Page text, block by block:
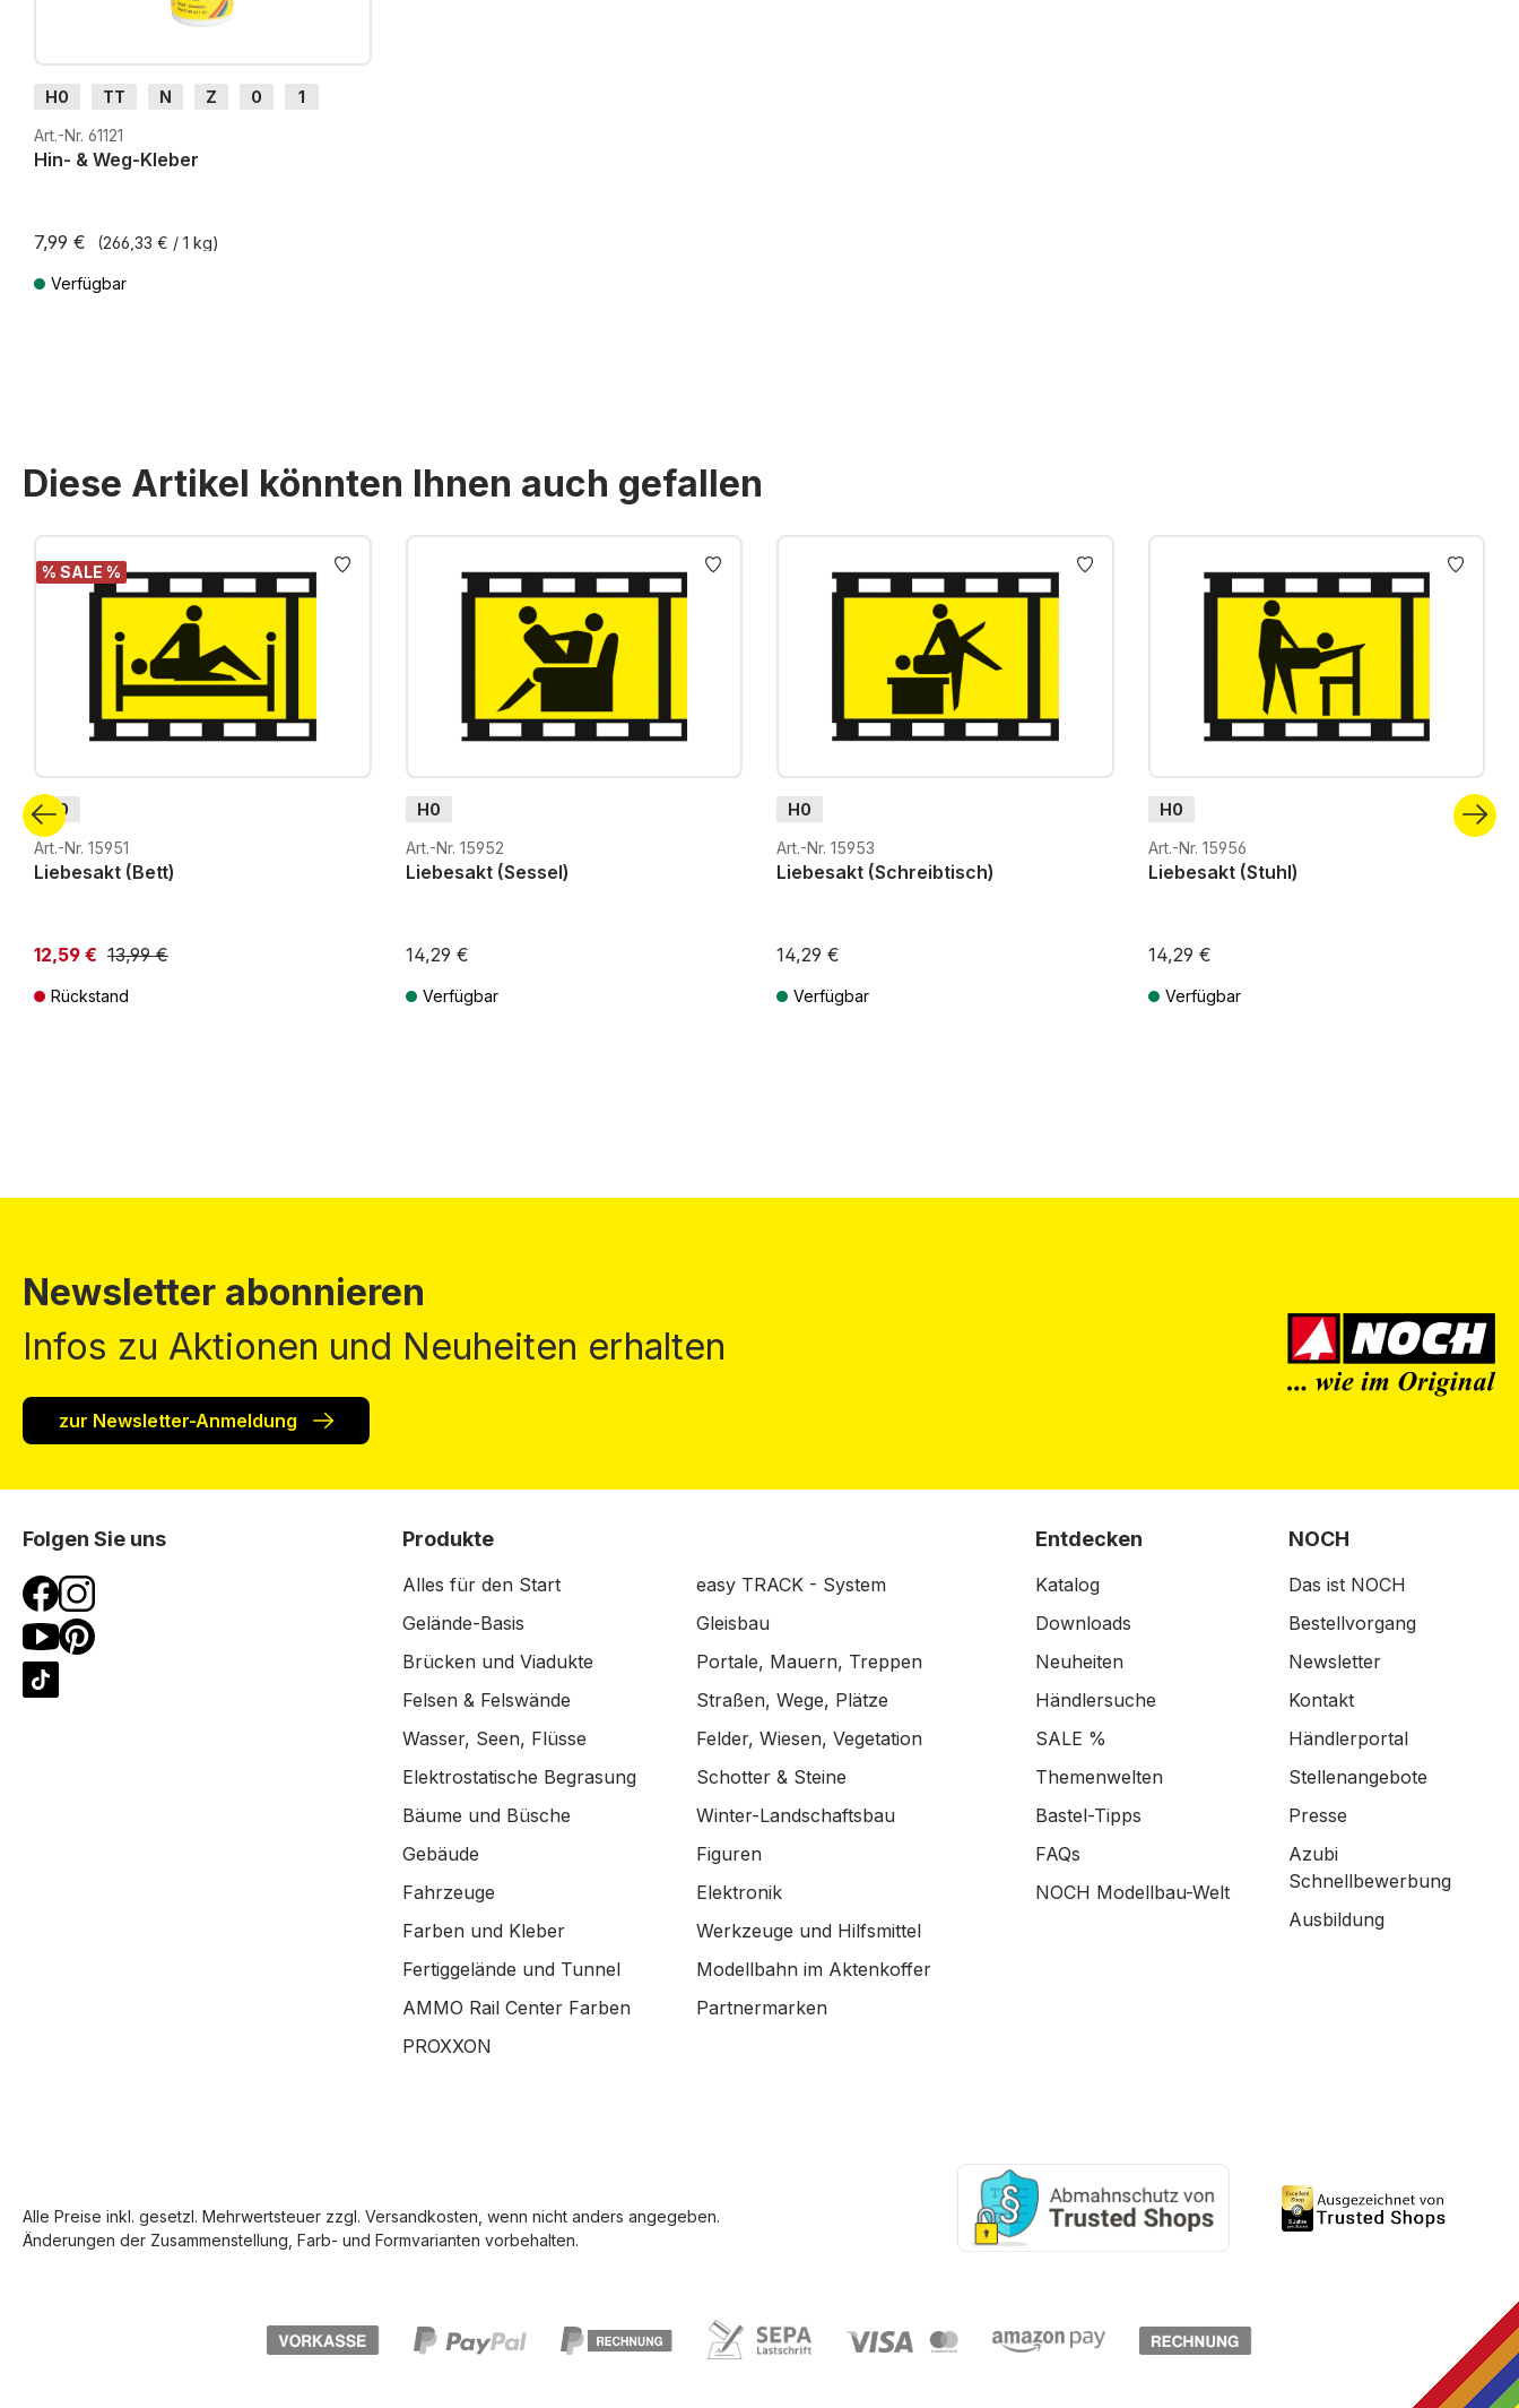
H0 TT N Z 0
1
G
H0m
Art.-Nr. 61121
Hin- & Weg-Kleber
7,99 € (266,33 € / 1 kg)
Verfügbar
Diese Artikel könnten Ihnen auch gefallen
Produktgalerie überspringen
% SALE %
H0
Art.-Nr. 15951
Liebesakt (Bett)
12,59 € 13,99 €
Rückstand
H0
Art.-Nr. 15952
Liebesakt (Sessel)
14,29 €
Verfügbar
H0
Art.-Nr. 15953
Liebesakt (Schreibtisch)
14,29 €
Verfügbar
H0
Art.-Nr. 15956
Liebesakt (Stuhl)
14,29 €
Verfügbar
Newsletter abonnieren
Infos zu Aktionen und Neuheiten erhalten
zur Newsletter-Anmeldung
Folgen Sie uns Produkte
Alles für den Start
easy TRACK - System
Gelände-Basis
Gleisbau
Brücken und Viadukte
Portale, Mauern, Treppen
Felsen & Felswände
Straßen, Wege, Plätze
Wasser, Seen, Flüsse
Felder, Wiesen, Vegetation
Elektrostatische Begrasung
Schotter & Steine
Bäume und Büsche
Winter-Landschaftsbau
Gebäude
Figuren
Fahrzeuge
Elektronik
Farben und Kleber
Werkzeuge und Hilfsmittel
Fertiggelände und Tunnel
Modellbahn im Aktenkoffer
AMMO Rail Center Farben
Partnermarken
PROXXON
Entdecken
Katalog
Downloads
Neuheiten
Händlersuche
SALE %
Themenwelten
Bastel-Tipps
FAQs
NOCH Modellbau-Welt
NOCH
Das ist NOCH
Bestellvorgang
Newsletter
Kontakt
Händlerportal
Stellenangebote
Presse
Azubi
Schnellbewerbung
Ausbildung
Alle Preise inkl. gesetzl. Mehrwertsteuer zzgl. Versandkosten , wenn nicht anders angegeben.
Änderungen der Zusammenstellung, Farb- und Formvarianten vorbehalten.